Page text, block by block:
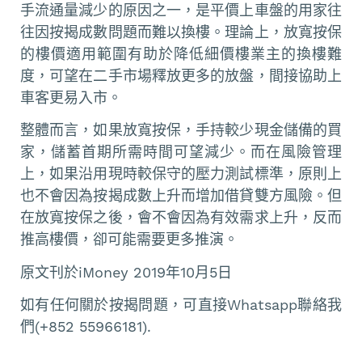
手流通量減少的原因之一，是平價上車盤的用家往
往因按揭成數問題而難以換樓。理論上，放寬按保
的樓價適用範圍有助於降低細價樓業主的換樓難
度，可望在二手市場釋放更多的放盤，間接協助上
車客更易入市。
整體而言，如果放寬按保，手持較少現金儲備的買
家，儲蓄首期所需時間可望減少。而在風險管理
上，如果沿用現時較保守的壓力測試標準，原則上
也不會因為按揭成數上升而增加借貸雙方風險。但
在放寬按保之後，會不會因為有效需求上升，反而
推高樓價，卻可能需要更多推演。
原文刊於iMoney 2019年10月5日
如有任何關於按揭問題，可直接Whatsapp聯絡我
們(+852 55966181).